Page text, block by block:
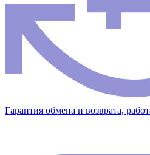
Гарантия обмена и возврата,